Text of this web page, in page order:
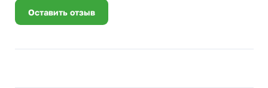
Оставить отзыв